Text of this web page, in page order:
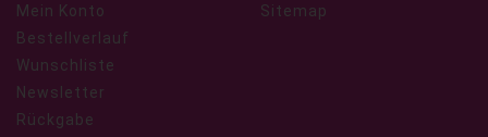
Mein Konto
Bestellverlauf
Wunschliste
Newsletter
Rückgabe
Sitemap